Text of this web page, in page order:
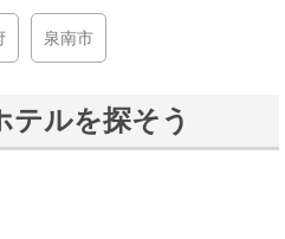
泉南市
テルを探そう